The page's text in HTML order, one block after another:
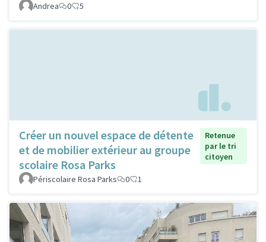
Andrea
0 5
Créer un nouvel espace de détente
et de mobilier extérieur au groupe
scolaire Rosa Parks
Retenue
par le tri
citoyen
Périscolaire Rosa Parks 0 1